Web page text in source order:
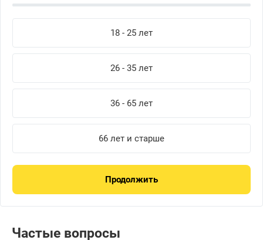
18 - 25 лет
26 - 35 лет
36 - 65 лет
66 лет и старше
Продолжить
Частые вопросы